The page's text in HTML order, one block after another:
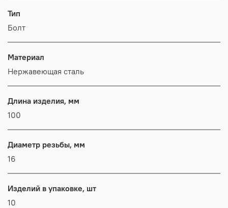
Тип
Болт
Материал
Нержавеющая сталь
Длина изделия, мм
100
Диаметр резьбы, мм
16
Изделий в упаковке, шт
10